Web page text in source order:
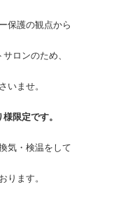
保護の観点から
ロンのため、
いませ。
限定です。
気・検温をして
ります。